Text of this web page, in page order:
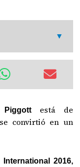
Piggottestá de
convirtió en un
2016,